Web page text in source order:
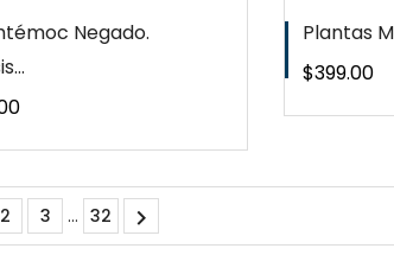
Negado.
Plantas
Precio
$399.00
2 3 … 32 